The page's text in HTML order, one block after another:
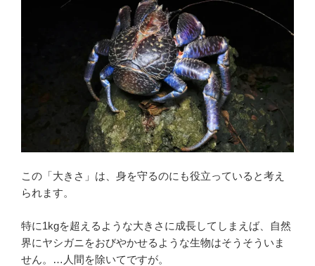
この「大きさ」は、身を守るのにも役立っていると考え
られます。
特に1kgを超えるような大きさに成長してしまえば、自然
界にヤシガニをおびやかせるような生物はそうそういま
せん。…人間を除いてですが。